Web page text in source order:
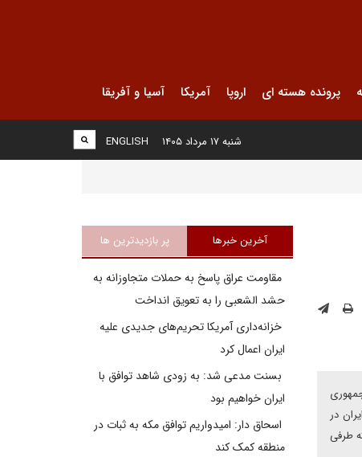
پرونده هسته ای اروپا آمریکا آسیا و آفریقا
ENGLISH شنبه ۱۷ مرداد ۱۴۰۵
دیپلماسی میان شرق و غرب بازگرداند و همان شعار همیشگی ۴۵ ساله جمهوری
در
طرفی
آخرین خبرها پر بازدیدترین ها
مقاومت عراق پاسخ به حملات متجاوزانه به
حشد الشعبی را به تعویق انداخت
خزانه‌داری آمریکا تحریم‌های جدیدی علیه
ایران اعمال کرد
بسنت مدعی شد: به زودی شاهد توافق با
ایران خواهیم بود
اسحاق دار: امیدواریم توافق مکه به ثبات در
منطقه کمک کند